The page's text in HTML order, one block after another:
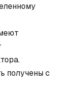
получены с